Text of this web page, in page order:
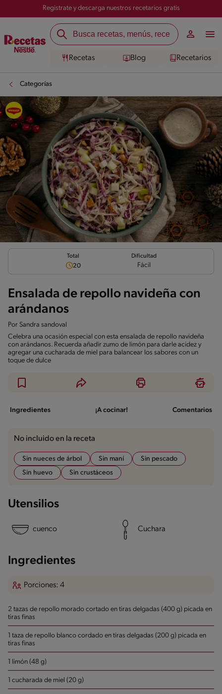
Registrate y descarga nuestros recetarios gratis
Recetas Blog Recetarios
Categorías
Total
20
Dificultad
Fácil
Ensalada de repollo navideña con
arándanos
Por Sandra sandoval
Celebra una ocasión especial con esta ensalada de repollo navideña
con arándanos. Recuerda añadir zumo de limón para darle acidez y
agregar una cucharada de miel para balancear los sabores con un
toque de dulce
Ingredientes ¡A cocinar! Comentarios
No incluido en la receta
Sin nueces de árbol Sin maní
Sin pescado
Sin huevo
Sin crustáceos
Utensilios
cuenco Cuchara
Ingredientes
Porciones: 4
2 tazas de repollo morado cortado en tiras delgadas (400 g) picada en
tiras finas
1 taza de repollo blanco cordado en tiras delgadas (200 g) picada en
tiras finas
1 limón (48 g)
1 cucharada de miel (20 g)